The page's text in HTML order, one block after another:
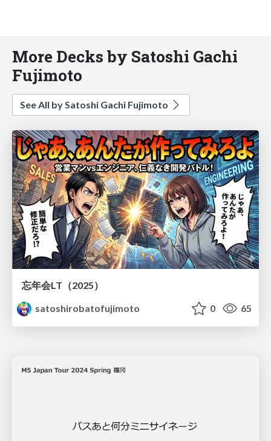
More Decks by Satoshi Gachi
Fujimoto
See All by Satoshi Gachi Fujimoto
忘年会LT（2025）
satoshirobatofujimoto
0 65